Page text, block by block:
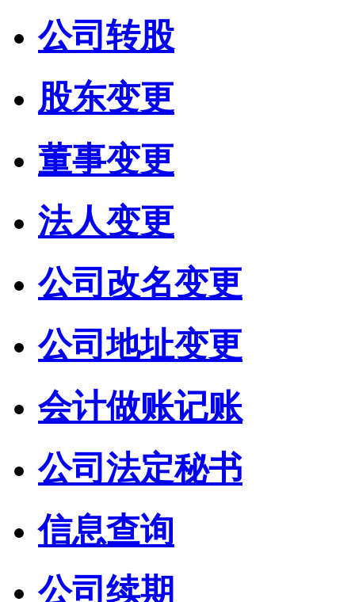
公司转股
股东变更
董事变更
法人变更
公司改名变更
公司地址变更
会计做账记账
公司法定秘书
信息查询
公司续期